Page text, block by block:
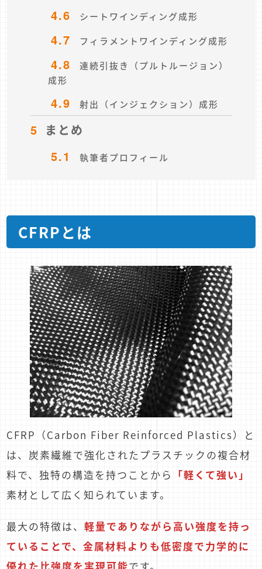
4.6 シートワインディング成形
4.7 フィラメントワインディング成形
4.8
連続引抜き（プルトルージョン）
成形
4.9 射出（インジェクション）成形
5 まとめ
5.1
執筆者プロフィール
CFRPとは
CFRP（Carbon Fiber Reinforced Plastics）と
は、炭素繊維で強化されたプラスチックの複合材
料で、独特の構造を持つことから 「軽くて強い」
素材として広く知られています。
最大の特徴は、軽量でありながら高い強度を持っ
ていることで、金属材料よりも低密度で力学的に
優れた比強度を実現可能です。